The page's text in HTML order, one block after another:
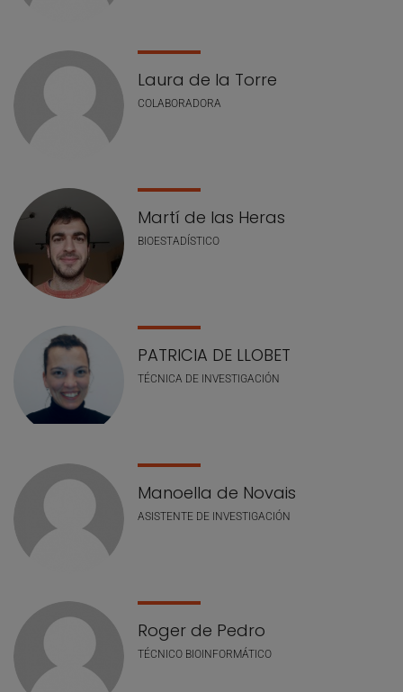
Laura de la Torre
COLABORADORA
Martí de las Heras
BIOESTADÍSTICO
PATRICIA DE LLOBET
TÉCNICA DE INVESTIGACIÓN
Manoella de Novais
ASISTENTE DE INVESTIGACIÓN
Roger de Pedro
TÉCNICO BIOINFORMÁTICO